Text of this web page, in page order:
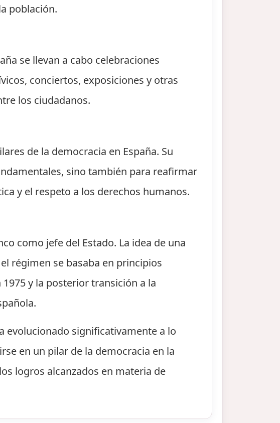
población.
se llevan a cabo celebraciones
conciertos, exposiciones y otras
los ciudadanos.
de la democracia en España. Su
sino también para reafirmar
y el respeto a los derechos humanos.
como jefe del Estado. La idea de una
régimen se basaba en principios
y la posterior transición a la
evolucionado significativamente a lo
en un pilar de la democracia en la
logros alcanzados en materia de